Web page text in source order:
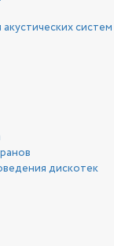
систем
дискотек